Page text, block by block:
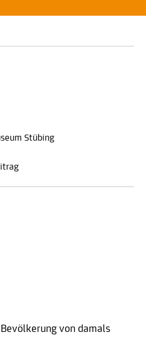
Stübing
von damals